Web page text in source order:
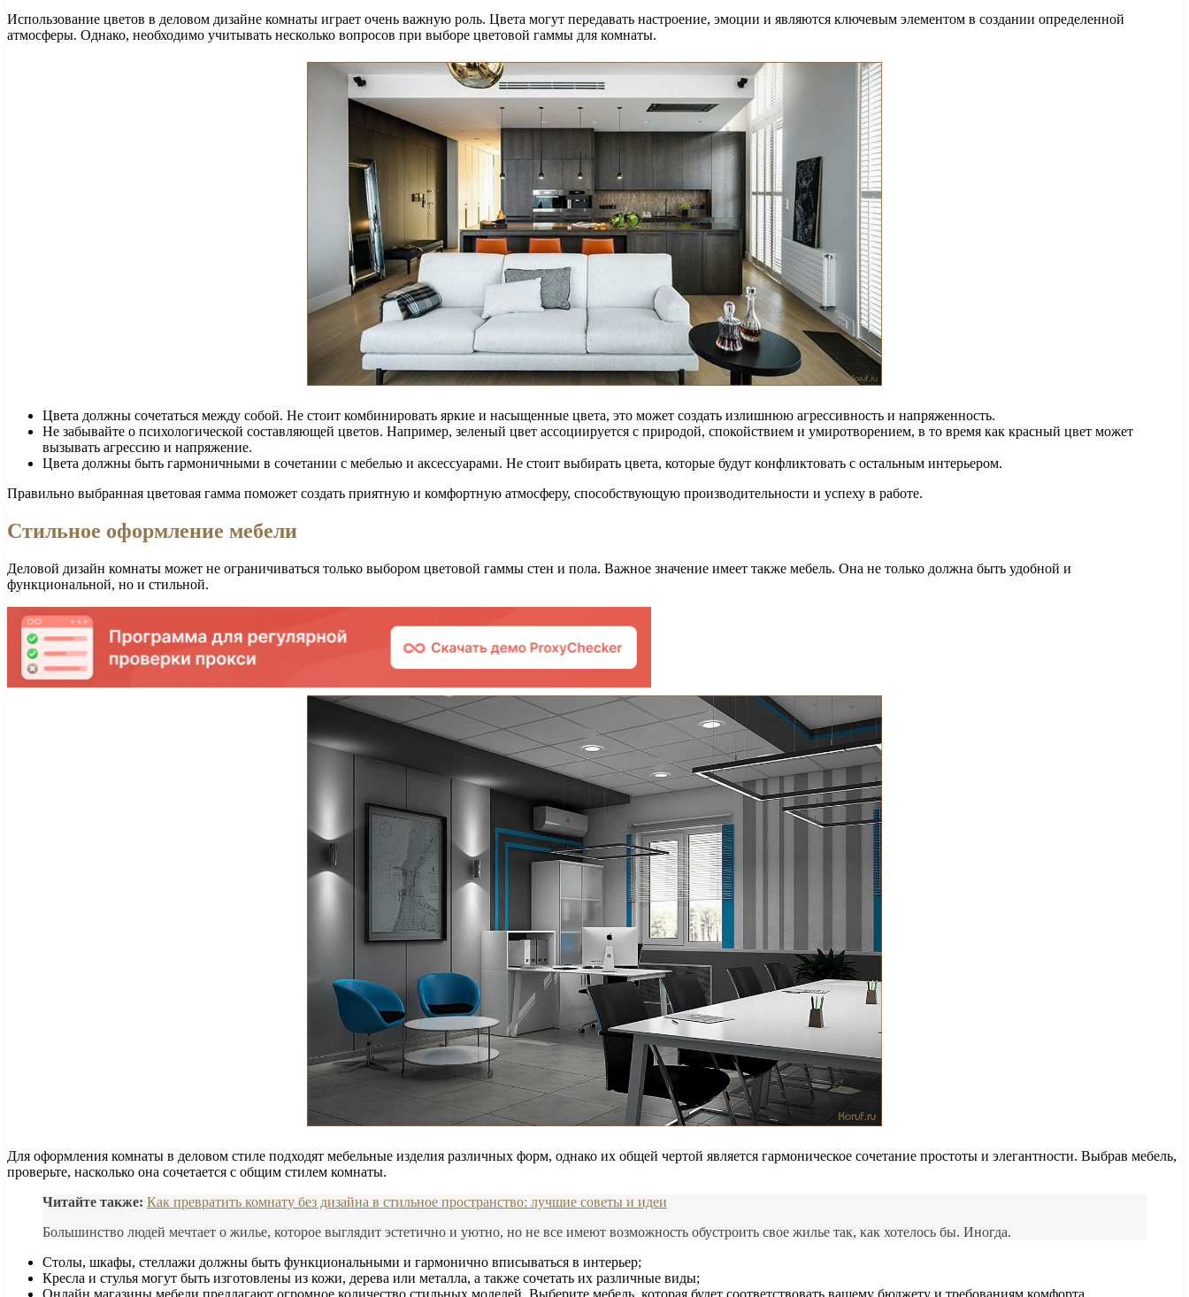
Использование цветов в деловом дизайне комнаты играет очень важную роль. Цвета могут передавать настроение, эмоции и являются ключевым элементом в создании определенной
атмосферы. Однако, необходимо учитывать несколько вопросов при выборе цветовой гаммы для комнаты.
Цвета должны сочетаться между собой. Не стоит комбинировать яркие и насыщенные цвета, это может создать излишнюю агрессивность и напряженность.
Не забывайте о психологической составляющей цветов. Например, зеленый цвет ассоциируется с природой, спокойствием и умиротворением, в то время как красный цвет может
вызывать агрессию и напряжение.
Цвета должны быть гармоничными в сочетании с мебелью и аксессуарами. Не стоит выбирать цвета, которые будут конфликтовать с остальным интерьером.
Правильно выбранная цветовая гамма поможет создать приятную и комфортную атмосферу, способствующую производительности и успеху в работе.
Стильное оформление мебели
Деловой дизайн комнаты может не ограничиваться только выбором цветовой гаммы стен и пола. Важное значение имеет также мебель. Она не только должна быть удобной и
функциональной, но и стильной.
Для оформления комнаты в деловом стиле подходят мебельные изделия различных форм, однако их общей чертой является гармоническое сочетание простоты и элегантности. Выбрав мебель,
проверьте, насколько она сочетается с общим стилем комнаты.
Читайте также: Как превратить комнату без дизайна в стильное пространство: лучшие советы и идеи
Большинство людей мечтает о жилье, которое выглядит эстетично и уютно, но не все имеют возможность обустроить свое жилье так, как хотелось бы. Иногда.
Столы, шкафы, стеллажи должны быть функциональными и гармонично вписываться в интерьер;
Кресла и стулья могут быть изготовлены из кожи, дерева или металла, а также сочетать их различные виды;
Онлайн магазины мебели предлагают огромное количество стильных моделей. Выберите мебель, которая будет соответствовать вашему бюджету и требованиям комфорта.